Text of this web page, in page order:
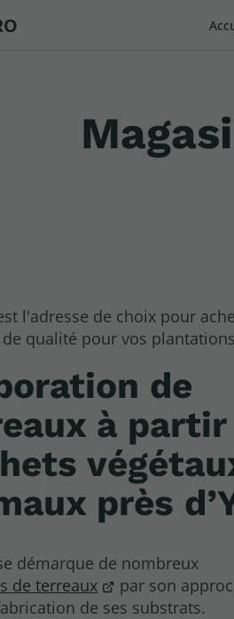
l'adresse de choix pour
qualité pour vos
de
à partir
près
démarque de nombreux
de terreaux
par son
de ses substrats.